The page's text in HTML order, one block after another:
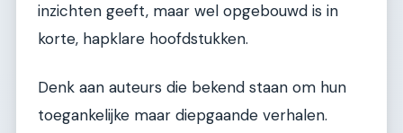
inzichten geeft, maar wel opgebouwd is in
korte, hapklare hoofdstukken.
Denk aan auteurs die bekend staan om hun
toegankelijke maar diepgaande verhalen.